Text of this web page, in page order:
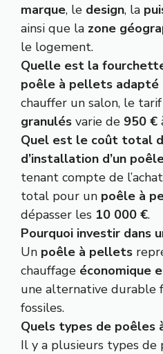
marque, le design, la
ainsi que la zone
le logement.
Quelle est la
poêle à pellets adapté
chauffer un salon, le tarif
granulés varie de 950 €
Quel est le coût total
d’installation d’un
tenant compte de
total pour un poêle à
dépasser les 10 000 €.
Pourquoi investir dans
Un poêle à pellets
chauffage économique
une alternative durable
fossiles.
Quels types de poêles
Il y a plusieurs types de